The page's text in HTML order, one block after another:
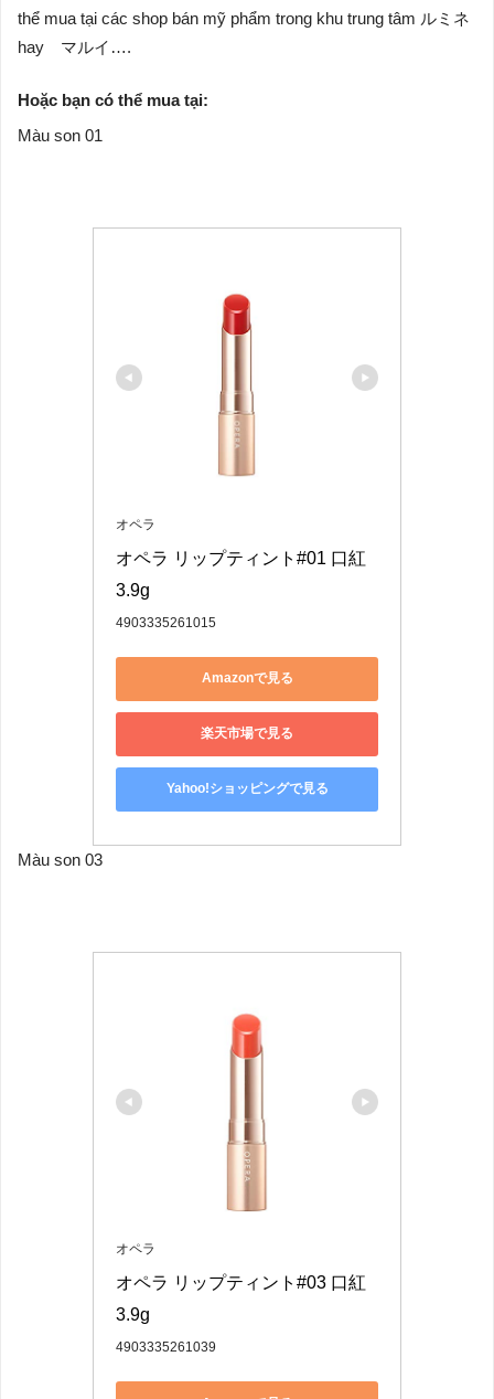
thể mua tại các shop bán mỹ phẩm trong khu trung tâm ルミネ
hay マルイ….
Hoặc bạn có thể mua tại:
Màu son 01
オペラ
オペラ リップティント#01 口紅
3.9g
4903335261015
Amazonで見る
楽天市場で見る
Yahoo!ショッピングで見る
Màu son 03
オペラ
オペラ リップティント#03 口紅
3.9g
4903335261039